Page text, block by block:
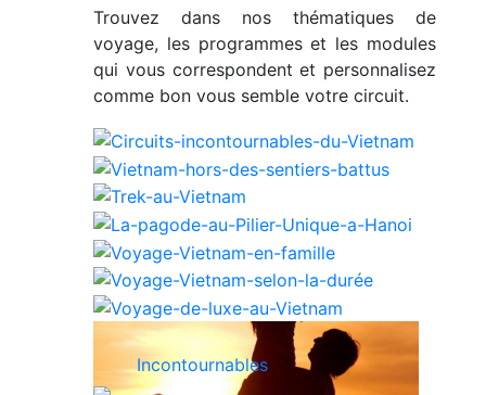
Trouvez dans nos thématiques de
voyage, les programmes et les modules
qui vous correspondent et personnalisez
comme bon vous semble votre circuit.
Incontournables